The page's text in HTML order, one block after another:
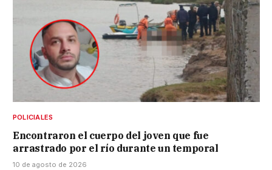
POLICIALES
Encontraron el cuerpo del joven que fue
arrastrado por el río durante un temporal
10 de agosto de 2026